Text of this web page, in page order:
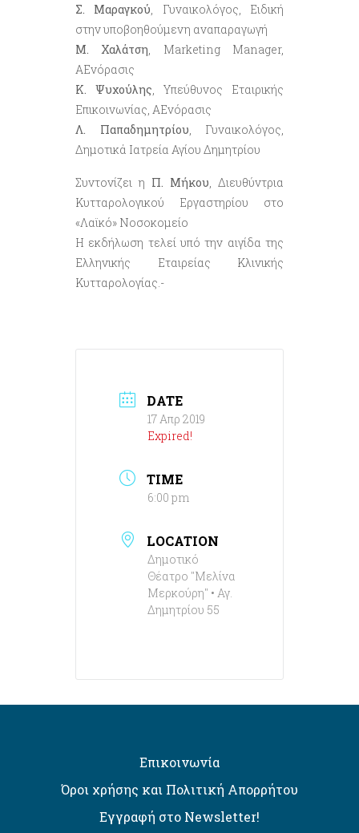
Σ. Μαραγκού , Γυναικολόγος, Ειδική
στην υποβοηθούμενη αναπαραγωγή
Μ. Χαλάτση , Marketing Manager,
ΑΕνόρασις
Κ. Ψυχούλης , Υπεύθυνος Εταιρικής
Επικοινωνίας, ΑΕνόρασις
Λ. Παπαδημητρίου , Γυναικολόγος,
Δημοτικά Ιατρεία Αγίου Δημητρίου
Συντονίζει η Π. Μήκου , Διευθύντρια
Κυτταρολογικού Εργαστηρίου στο
«Λαϊκό» Νοσοκομείο
Η εκδήλωση τελεί υπό την αιγίδα της
Ελληνικής Εταιρείας Κλινικής
Κυτταρολογίας.-
DATE
17 Απρ 2019
Expired!
TIME
6:00 pm
LOCATION
Δημοτικό
Θέατρο "Μελίνα
Μερκούρη" • Αγ.
Δημητρίου 55
Επικοινωνία
Όροι χρήσης και Πολιτική Απορρήτου
Εγγραφή στο Newsletter!